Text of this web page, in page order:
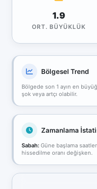
1.9
ORT. BÜYÜKLÜK
Bölgesel Trend
Bölgede son 1 ayın en
şok veya artçı olabilir.
Zamanlama
Sabah: Güne başlama
hissedilme oranı değişken.